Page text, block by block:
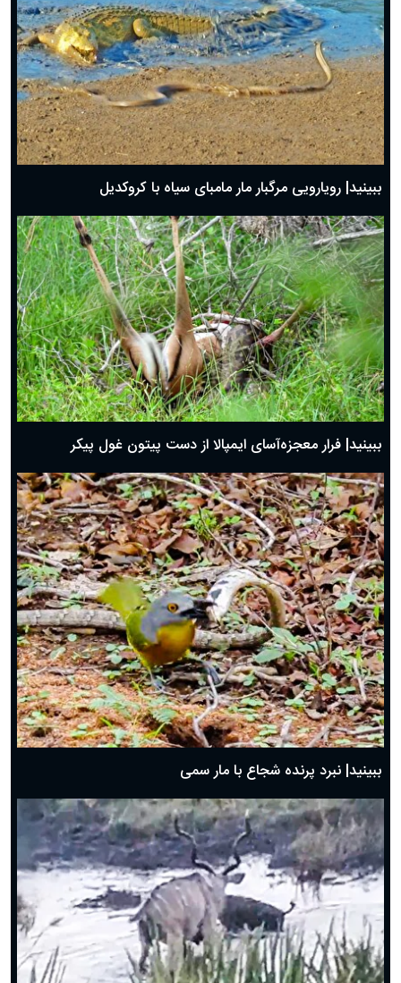
ببینید| رویارویی مرگبار مار مامبای سیاه با کروکدیل
ببینید| فرار معجزه‌آسای ایمپالا از دست پیتون غول پیکر
ببینید| نبرد پرنده شجاع با مار سمی